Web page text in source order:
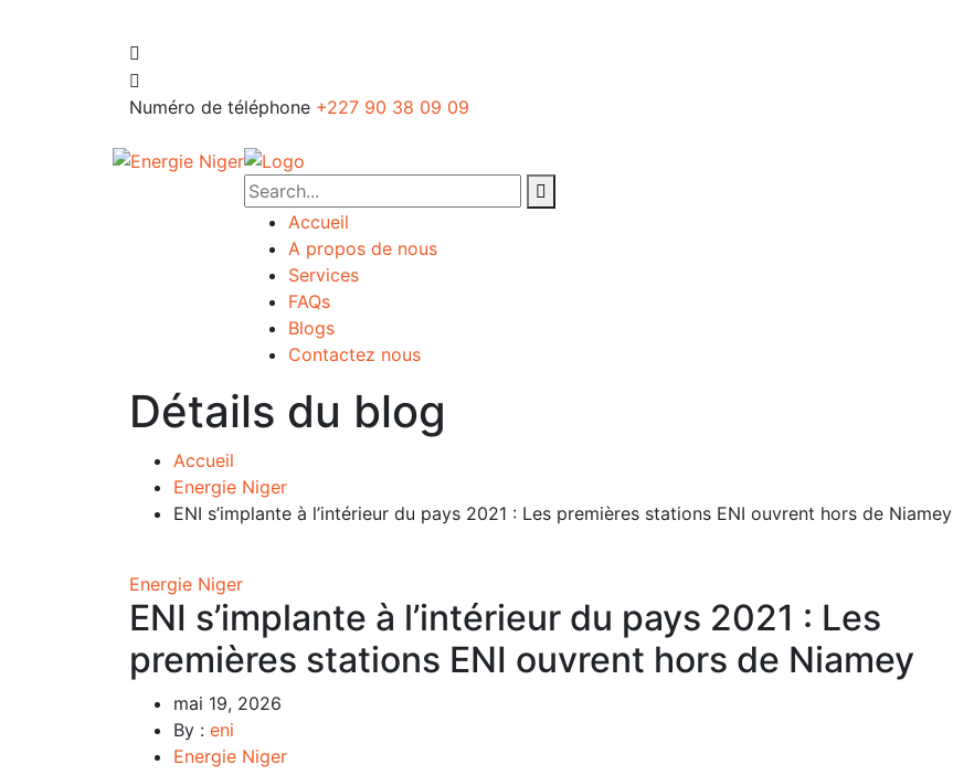
Numéro de téléphone +227 90 38 09 09
Accueil
A propos de nous
Services
FAQs
Blogs
Contactez nous
Détails du blog
Accueil
Energie Niger
ENI s’implante à l’intérieur du pays 2021 : Les premières stations ENI ouvrent hors de Niamey
Energie Niger
ENI s’implante à l’intérieur du pays 2021 : Les
premières stations ENI ouvrent hors de Niamey
mai 19, 2026
By : eni
Energie Niger